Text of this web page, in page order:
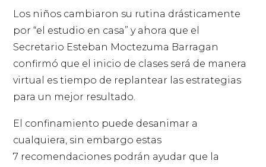
Los niños cambiaron su rutina drásticamente
por “el estudio en casa” y ahora que el
Secretario Esteban Moctezuma Barragan
confirmó que el inicio de clases será de manera
virtual es tiempo de replantear las estrategias
para un mejor resultado.
El confinamiento puede desanimar a
cualquiera, sin embargo estas
7 recomendaciones podrán ayudar que la